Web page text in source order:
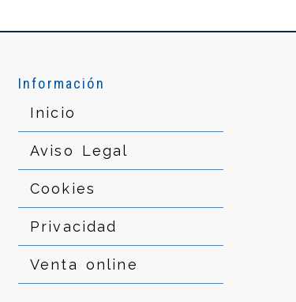
Información
Inicio
Aviso Legal
Cookies
Privacidad
Venta online